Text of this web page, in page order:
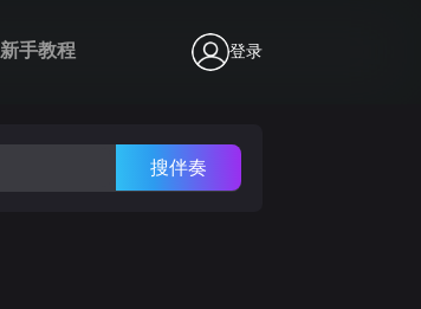
新手教程 登录
搜伴奏